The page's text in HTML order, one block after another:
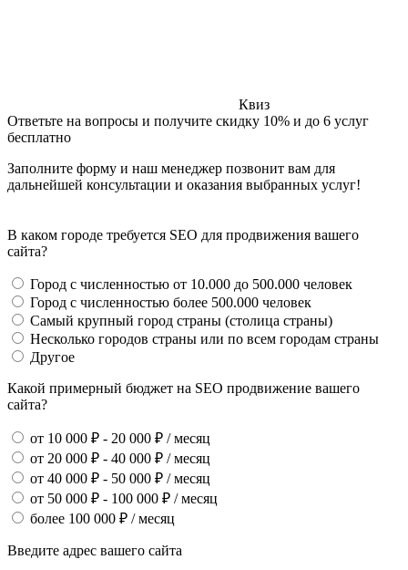
Квиз
Ответьте на вопросы и получите скидку 10% и до 6 услуг
бесплатно
Заполните форму и наш менеджер позвонит вам для
дальнейшей консультации и оказания выбранных услуг!
В каком городе требуется SEO для продвижения вашего
сайта?
Город с численностью от 10.000 до 500.000 человек
Город с численностью более 500.000 человек
Самый крупный город страны (столица страны)
Несколько городов страны или по всем городам страны
Другое
Какой примерный бюджет на SEO продвижение вашего
сайта?
от 10 000 ₽ - 20 000 ₽ / месяц
от 20 000 ₽ - 40 000 ₽ / месяц
от 40 000 ₽ - 50 000 ₽ / месяц
от 50 000 ₽ - 100 000 ₽ / месяц
более 100 000 ₽ / месяц
Введите адрес вашего сайта